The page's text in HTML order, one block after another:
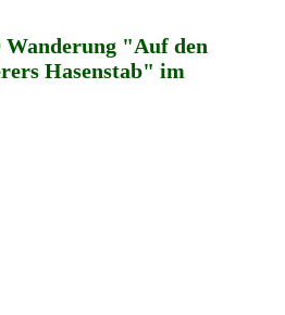
Wanderung "Auf den
Hasenstab" im